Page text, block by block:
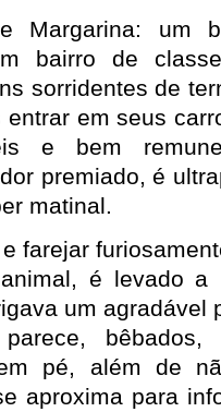
Margarina: um
bairro de
sorridentes de
em seus
e bem
premiado, é
matinal.
farejar
é levado a
um agradável
pé, além de
aproxima para